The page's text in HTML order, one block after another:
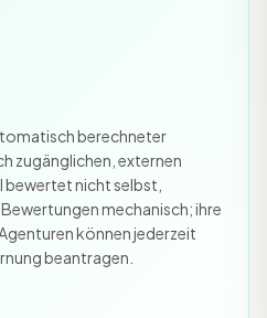
berechneter
zugänglichen, externen
bewertet nicht selbst,
mechanisch; ihre
können jederzeit
beantragen.